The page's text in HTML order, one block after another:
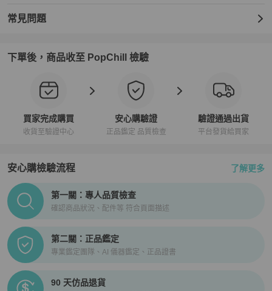
常見問題
下單後，商品收至 PopChill 檢驗
買家完成購買
收貨至驗證中心
安心購驗證
正品鑑定 品質檢查
驗證通過出貨
平台發貨給買家
安心購檢驗流程 了解更多
PopChill拍拍圈正品驗證、安心購檢驗流程介紹
第一關：專人品質檢查
確認商品狀況、配件等 符合頁面描述
第二關：正品鑑定
專業鑑定團隊、AI 儀器鑑定、正品證書
90 天仿品退貨